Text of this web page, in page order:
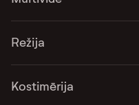
Režija
Kostimērija